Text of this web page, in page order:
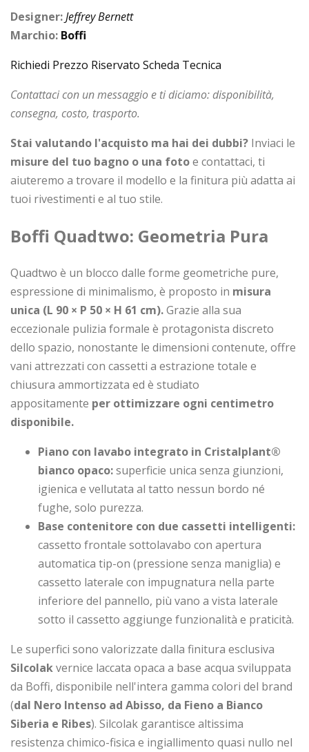
Designer:Jeffrey Bernett
Marchio: Boffi
Richiedi Prezzo Riservato Scheda Tecnica
Contattaci con un messaggio e ti diciamo: disponibilità,
consegna, costo, trasporto.
Stai valutando l'acquisto ma hai dei dubbi? Inviaci le
misure del tuo bagno o una fotoe contattaci, ti
aiuteremo a trovare il modello e la finitura più adatta ai
tuoi rivestimenti e al tuo stile.
Boffi Quadtwo: Geometria Pura
Quadtwo è un blocco dalle forme geometriche pure,
espressione di minimalismo, è proposto in misura
unica (L 90 × P 50 × H 61 cm).Grazie alla sua
eccezionale pulizia formale è protagonista discreto
dello spazio, nonostante le dimensioni contenute, offre
vani attrezzati con cassetti a estrazione totale e
chiusura ammortizzata ed è studiato
appositamente per ottimizzare ogni centimetro
disponibile.
Piano con lavabo integrato in Cristalplant®
bianco opaco:superficie unica senza giunzioni,
igienica e vellutata al tatto nessun bordo né
fughe, solo purezza.
Base contenitore con due cassetti intelligenti:
cassetto frontale sottolavabo con apertura
automatica tip-on (pressione senza maniglia) e
cassetto laterale con impugnatura nella parte
inferiore del pannello, più vano a vista laterale
sotto il cassetto aggiunge funzionalità e praticità.
Le superfici sono valorizzate dalla finitura esclusiva
Silcolakvernice laccata opaca a base acqua sviluppata
da Boffi, disponibile nell'intera gamma colori del brand
(dal Nero Intenso ad Abisso, da Fieno a Bianco
Siberia e Ribes). Silcolak garantisce altissima
resistenza chimico-fisica e ingiallimento quasi nullo nel